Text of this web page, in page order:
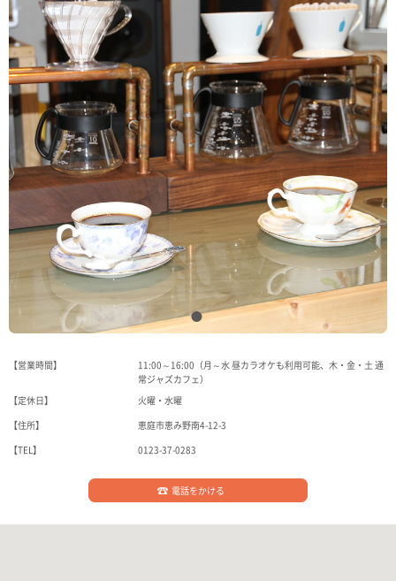
【営業時間】
11:00～16:00（月～水 昼カラオケも利用可能、木・金・土 通
常ジャズカフェ）
【定休日】
火曜・水曜
【住所】
恵庭市恵み野南4-12-3
【TEL】
0123-37-0283
電話をかける